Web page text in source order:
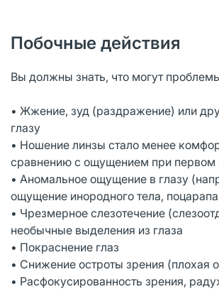
Побочные действия
Вы должны знать, что могут
• Жжение, зуд (раздражение) или
глазу
• Ношение линзы стало менее
сравнению с ощущением при первом
• Аномальное ощущение в глазу
ощущение инородного тела,
• Чрезмерное слезотечение
необычные выделения из глаза
• Покраснение глаз
• Снижение остроты зрения (плохая
• Расфокусированность зрения,